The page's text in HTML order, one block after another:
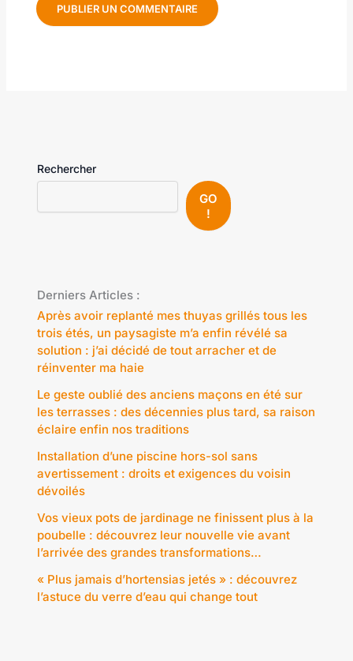
Rechercher
GO
!
Derniers Articles :
Après avoir replanté mes thuyas grillés tous les
trois étés, un paysagiste m’a enfin révélé sa
solution : j’ai décidé de tout arracher et de
réinventer ma haie
Le geste oublié des anciens maçons en été sur
les terrasses : des décennies plus tard, sa raison
éclaire enfin nos traditions
Installation d’une piscine hors-sol sans
avertissement : droits et exigences du voisin
dévoilés
Vos vieux pots de jardinage ne finissent plus à la
poubelle : découvrez leur nouvelle vie avant
l’arrivée des grandes transformations…
« Plus jamais d’hortensias jetés » : découvrez
l’astuce du verre d’eau qui change tout